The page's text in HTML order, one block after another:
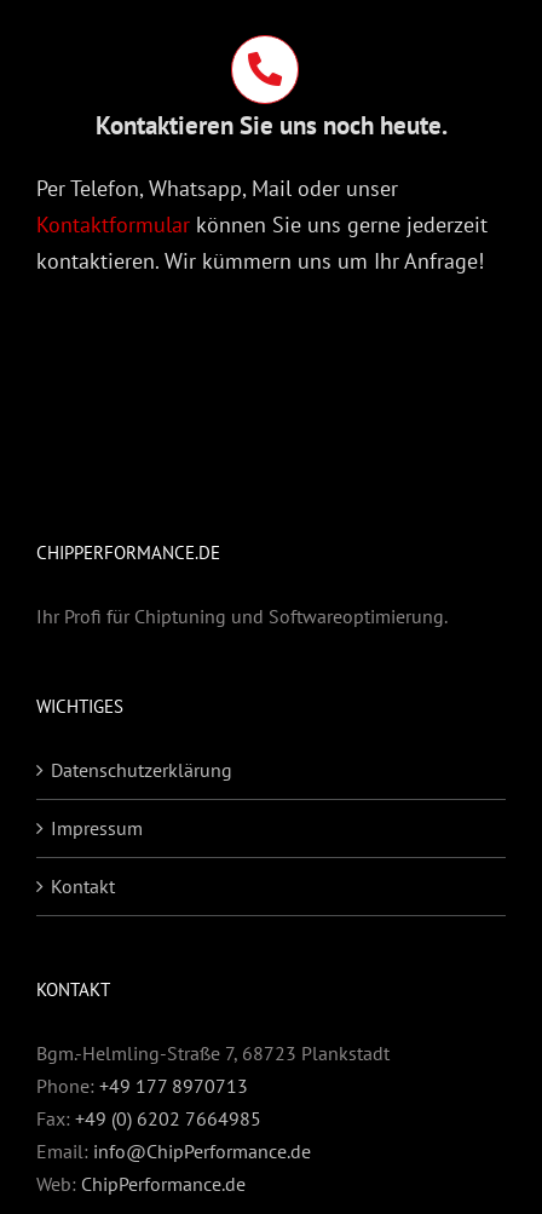
Kontaktieren Sie uns noch heute.
Per Telefon, Whatsapp, Mail oder unser
Kontaktformular können Sie uns gerne jederzeit
kontaktieren. Wir kümmern uns um Ihr Anfrage!
CHIPPERFORMANCE.DE
Ihr Profi für Chiptuning und Softwareoptimierung.
WICHTIGES
Datenschutzerklärung
Impressum
Kontakt
KONTAKT
Bgm.-Helmling-Straße 7, 68723 Plankstadt
Phone: +49 177 8970713
Fax: +49 (0) 6202 7664985
Email: info@ChipPerformance.de
Web: ChipPerformance.de